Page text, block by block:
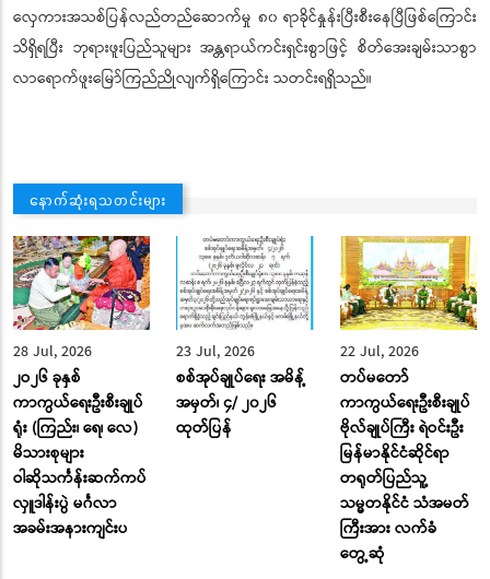
လှေကားအသစ်ပြန်လည်တည်ဆောက်မှု ၈၀ ရာခိုင်နှုန်းပြီးစီးနေပြီဖြစ်ကြောင်း
သိရှိရပြီး ဘုရားဖူးပြည်သူများ အန္တရာယ်ကင်းရှင်းစွာဖြင့် စိတ်အေးချမ်းသာစွာ
လာရောက်ဖူးမြော်ကြည်ညိုလျက်ရှိကြောင်း သတင်းရရှိသည်။
နောက်ဆုံးရသတင်းများ
28 Jul, 2026
၂ဝ၂၆ ခုနှစ်
ကာကွယ်ရေးဦးစီးချုပ်
ရုံး (ကြည်း၊ ရေ၊ လေ)
မိသားစုများ
ဝါဆိုသင်္ကန်းဆက်ကပ်
လှူဒါန်းပွဲ မင်္ဂလာ
အခမ်းအနားကျင်းပ
23 Jul, 2026
စစ်အုပ်ချုပ်ရေး အမိန့်
အမှတ်၊ ၄/ ၂၀၂၆
ထုတ်ပြန်
22 Jul, 2026
တပ်မတော်
ကာကွယ်ရေးဦးစီးချုပ်
ဗိုလ်ချုပ်ကြီး ရဲဝင်းဦး
မြန်မာနိုင်ငံဆိုင်ရာ
တရုတ်ပြည်သူ့
သမ္မတနိုင်ငံ သံအမတ်
ကြီးအား လက်ခံ
တွေ့ဆုံ